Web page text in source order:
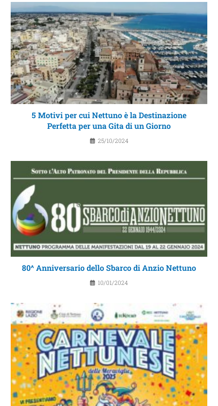
5 Motivi per cui Nettuno è la Destinazione
Perfetta per una Gita di un Giorno
25/10/2024
80^ Anniversario dello Sbarco di Anzio Nettuno
10/01/2024